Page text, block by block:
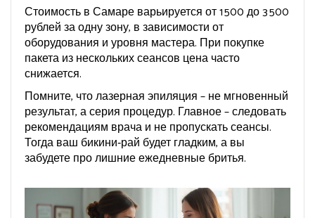
Стоимость в Самаре варьируется от 1 500 до 3 500
рублей за одну зону, в зависимости от
оборудования и уровня мастера. При покупке
пакета из нескольких сеансов цена часто
снижается.
Помните, что лазерная эпиляция – не мгновенный
результат, а серия процедур. Главное – следовать
рекомендациям врача и не пропускать сеансы.
Тогда ваш бикини‑рай будет гладким, а вы
забудете про лишние ежедневные бритья.